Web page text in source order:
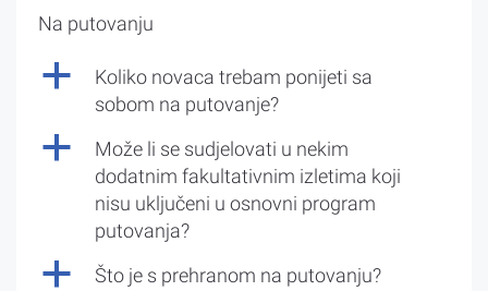
Na putovanju
a
Koliko novaca trebam ponijeti sa
sobom na putovanje?
a
Može li se sudjelovati u nekim
dodatnim fakultativnim izletima koji
nisu uključeni u osnovni program
putovanja?
a Što je s prehranom na putovanju?